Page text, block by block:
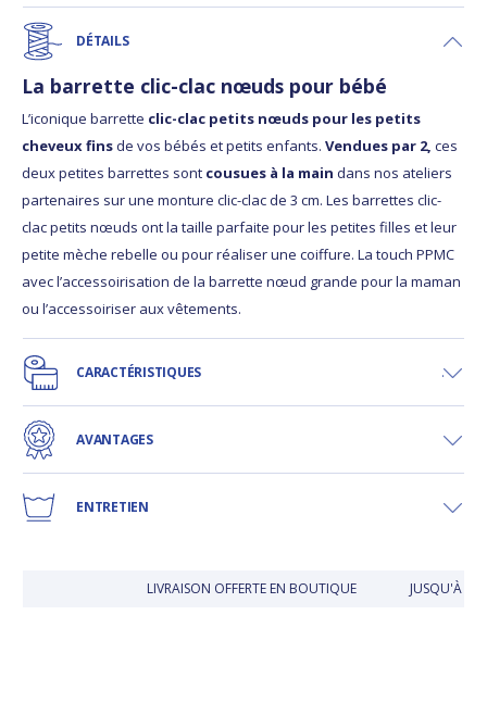
DÉTAILS
La barrette clic-clac nœuds pour bébé
L’iconique barrette clic-clac petits nœuds pour les petits
cheveux finsde vos bébés et petits enfants. Vendues par 2, ces
deux petites barrettes sont cousues à la main dans nos ateliers
partenaires sur une monture clic-clac de 3 cm. Les barrettes clic-
clac petits nœuds ont la taille parfaite pour les petites filles et leur
petite mèche rebelle ou pour réaliser une coiffure. La touch PPMC
avec l’accessoirisation de la barrette nœud grande pour la maman
ou l’accessoiriser aux vêtements.
CARACTÉRISTIQUES
AVANTAGES
ENTRETIEN
LIVRAISON OFFERTE EN BOUTIQUE JUSQU'À